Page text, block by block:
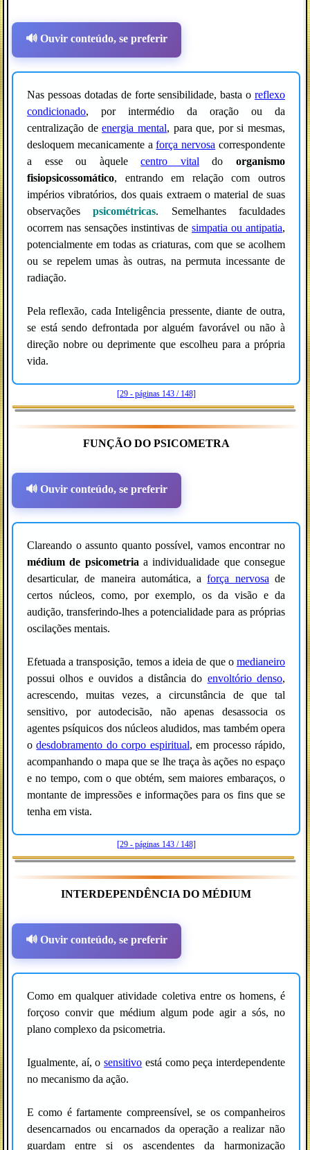
🔊 Ouvir conteúdo, se preferir
Nas pessoas dotadas de forte sensibilidade, basta o reflexo
condicionado, por intermédio da oração ou da
centralização deenergia mental, para que, por si mesmas,
desloquem mecanicamente aforça nervosa correspondente
a esse ou àquelecentro vital doorganismo
fisiopsicossomático, entrando em relação com outros
impérios vibratórios, dos quais extraem o material de suas
observaçõespsicométricas. Semelhantes faculdades
ocorrem nas sensações instintivas de simpatia ou antipatia,
potencialmente em todas as criaturas, com que se acolhem
ou se repelem umas às outras, na permuta incessante de
radiação.
Pela reflexão, cada Inteligência pressente, diante de outra,
se está sendo defrontada por alguém favorável ou não à
direção nobre ou deprimente que escolheu para a própria
vida.
[29 - páginas 143 / 148]
FUNÇÃO DO PSICOMETRA
🔊 Ouvir conteúdo, se preferir
Clareando o assunto quanto possível, vamos encontrar no
médium de psicometria a individualidade que consegue
desarticular, de maneira automática, aforça nervosa de
certos núcleos, como, por exemplo, os da visão e da
audição, transferindo-lhes a potencialidade para as próprias
oscilações mentais.
Efetuada a transposição, temos a ideia de que o medianeiro
possui olhos e ouvidos a distância do envoltório denso,
acrescendo, muitas vezes, a circunstância de que tal
sensitivo, por autodecisão, não apenas desassocia os
agentes psíquicos dos núcleos aludidos, mas também opera
odesdobramento do corpo espiritual, em processo rápido,
acompanhando o mapa que se lhe traça às ações no espaço
e no tempo, com o que obtém, sem maiores embaraços, o
montante de impressões e informações para os fins que se
tenha em vista.
[29 - páginas 143 / 148]
INTERDEPENDÊNCIA DO MÉDIUM
🔊 Ouvir conteúdo, se preferir
Como em qualquer atividade coletiva entre os homens, é
forçoso convir que médium algum pode agir a sós, no
plano complexo da psicometria.
Igualmente, aí, osensitivo está como peça interdependente
no mecanismo da ação.
E como é fartamente compreensível, se os companheiros
desencarnados ou encarnados da operação a realizar não
guardam entre si os ascendentes da harmonização